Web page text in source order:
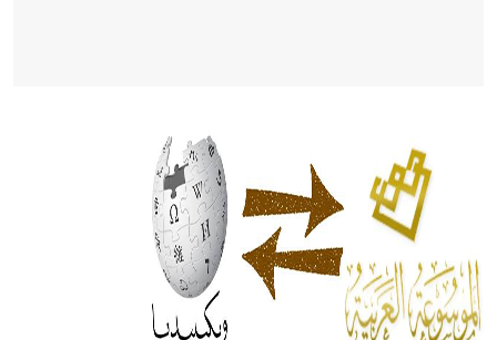
الحكم، الأدلة، تنظيم التغذية، ورسالته في جروح الرأس. ويعود
له الفضل بأنه حرر الطب من الدين والفلسفة.
- هل تعلم أن المرجان إفراز حيواني يتكون في البحر ويتركب
من مادة كربونات الكلسيوم، وهو أحمر أو شديد الحمرة وهو
أجود أنواعه، ويمتاز بكبر الحجم ويسمى الش